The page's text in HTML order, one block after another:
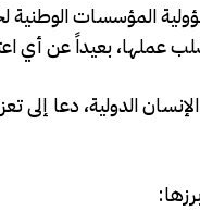
المؤسسات الوطنية
عملها، بعيداً عن أي
الدولية، دعا إلى